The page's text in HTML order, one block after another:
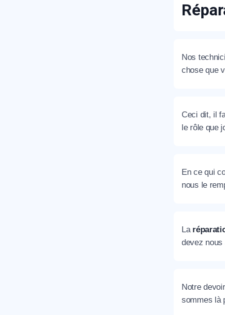
Nos
chose que
Ceci dit, il
le rôle que
En ce qui
nous le
La
devez nous
Notre
sommes là